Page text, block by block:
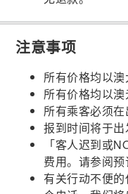
注意事项
所有价格均以澳
所有价格均以澳
所有乘客必须在
报到时间将于出
「客人迟到或
费用。请参阅预
有关行动不便